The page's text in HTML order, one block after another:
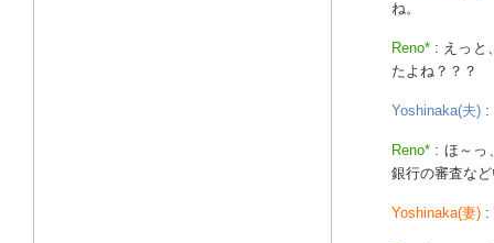
ね。
Reno* : えっと
たよね？？？
Yoshinaka(夫) :
Reno* : ほ～っ
銀行の審査な
Yoshinaka(妻) :